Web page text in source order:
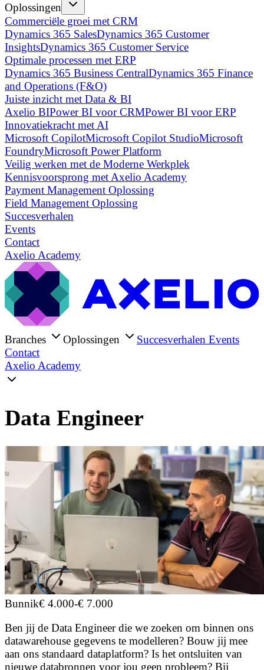
Oplossingen
Commerciële groei met CRM
Dynamics 365 SalesDynamics 365 Customer
InsightsDynamics 365 Customer Service
Optimale processen met ERP
Dynamics 365 Business CentralDynamics 365 Finance
and Operations (F&O)
Juiste inzicht met Data & BI
Axelio BIPower BI voor CRMPower BI voor ERP
Innovatiekracht met AI
Microsoft CopilotMicrosoft Copilot StudioMicrosoft
FoundryMicrosoft Power Platform
Veilig werken met de Moderne Werkplek
Kennisvoorsprong met Axelio Academy
Payment Management Oplossing
Field Management Oplossing
Succesverhalen
Events
Contact
Axelio Academy
Branches Oplossingen Succesverhalen Events
Contact
Axelio Academy
Data Engineer
Bunnik€ 4.000-€ 7.000
Ben jij de Data Engineer die we zoeken om binnen ons
datawarehouse gegevens te modelleren? Bouw jij mee
aan ons standaard dataplatform? Is het ontsluiten van
nieuwe databronnen voor jou geen probleem? Bij